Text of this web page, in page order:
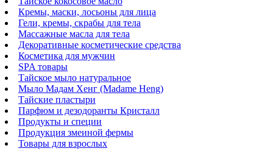
Кремы, маски, лосьоны для лица
Гели, кремы, скрабы для тела
Массажные масла для тела
Декоративные косметические средства
Косметика для мужчин
SPA товары
Тайское мыло натуральное
Мыло Мадам Хенг (Madame Heng)
Тайские пластыри
Парфюм и дезодоранты Кристалл
Продукты и специи
Продукция змеиной фермы
Товары для взрослых